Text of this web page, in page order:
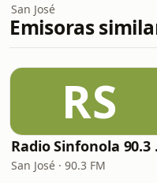
San José
Emisoras
RS
San José · 90.3 FM